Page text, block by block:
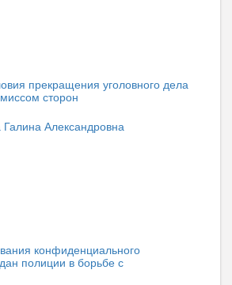
прекращения уголовного дела
сторон
Галина Александровна
конфиденциального
полиции в борьбе с